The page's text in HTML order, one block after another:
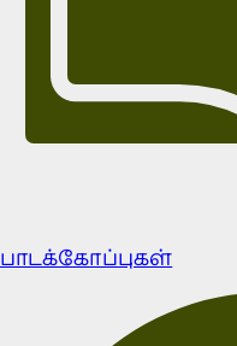
பாடக்கோப்புகள்